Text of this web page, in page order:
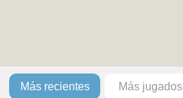
Más recientes Más jugados